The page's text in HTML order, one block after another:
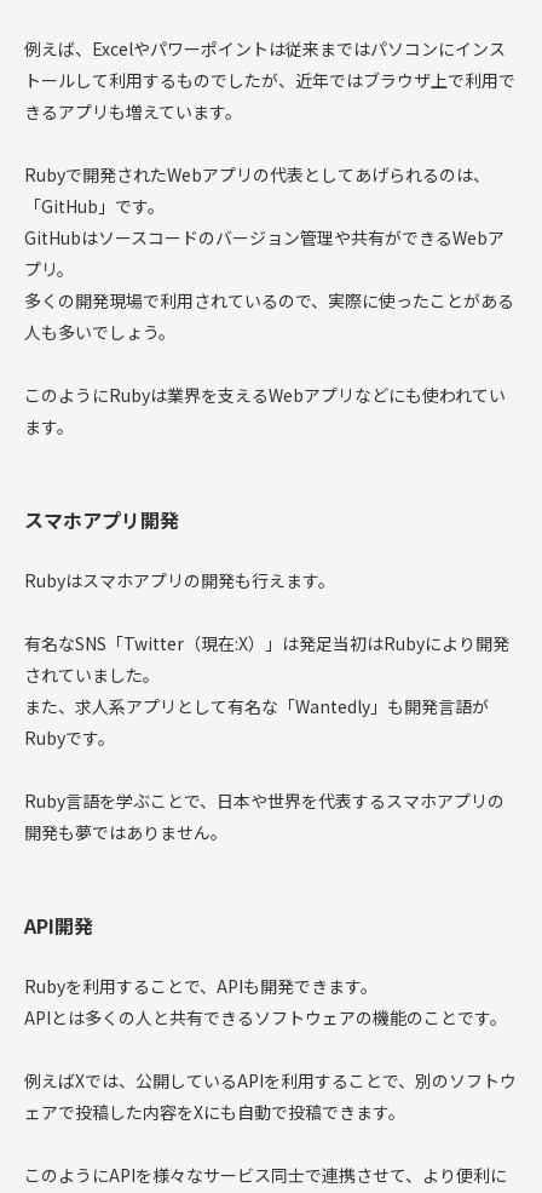
例えば、Excelやパワーポイントは従来まではパソコンにインス
トールして利用するものでしたが、近年ではブラウザ上で利用で
きるアプリも増えています。
Rubyで開発されたWebアプリの代表としてあげられるのは、
「GitHub」です。
GitHubはソースコードのバージョン管理や共有ができるWebア
プリ。
多くの開発現場で利用されているので、実際に使ったことがある
人も多いでしょう。
このようにRubyは業界を支えるWebアプリなどにも使われてい
ます。
スマホアプリ開発
Rubyはスマホアプリの開発も行えます。
有名なSNS「Twitter（現在:X）」は発足当初はRubyにより開発
されていました。
また、求人系アプリとして有名な「Wantedly」も開発言語が
Rubyです。
Ruby言語を学ぶことで、日本や世界を代表するスマホアプリの
開発も夢ではありません。
API開発
Rubyを利用することで、APIも開発できます。
APIとは多くの人と共有できるソフトウェアの機能のことです。
例えばXでは、公開しているAPIを利用することで、別のソフトウ
ェアで投稿した内容をXにも自動で投稿できます。
このようにAPIを様々なサービス同士で連携させて、より便利に